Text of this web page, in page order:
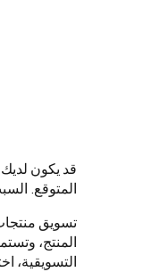
قد يكون
المتوقع.
تسويق
المنتج،
التسويقية،